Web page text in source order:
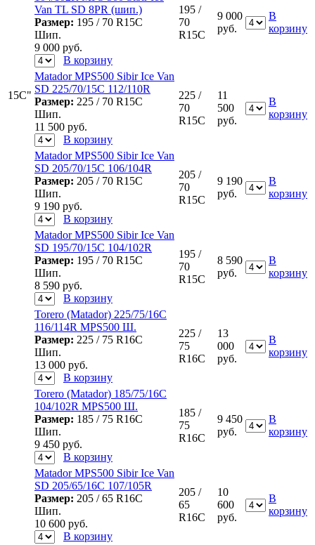
15C"
Van TL SD 8PR (шип.)
Размер: 195 / 70 R15C
Шип.
9 000 руб.
В корзину
195 /
70
R15C
9 000
руб.
В
корзину
Matador MPS500 Sibir Ice Van
SD 225/70/15С 112/110R
Размер: 225 / 70 R15C
Шип.
11 500 руб.
В корзину
225 /
70
R15C
11
500
руб.
В
корзину
Matador MPS500 Sibir Ice Van
SD 205/70/15С 106/104R
Размер: 205 / 70 R15C
Шип.
9 190 руб.
В корзину
205 /
70
R15C
9 190
руб.
В
корзину
Matador MPS500 Sibir Ice Van
SD 195/70/15С 104/102R
Размер: 195 / 70 R15C
Шип.
8 590 руб.
В корзину
195 /
70
R15C
8 590
руб.
В
корзину
Torero (Matador) 225/75/16C
116/114R MPS500 Ш.
Размер: 225 / 75 R16C
Шип.
13 000 руб.
В корзину
225 /
75
R16C
13
000
руб.
В
корзину
Torero (Matador) 185/75/16C
104/102R MPS500 Ш.
Размер: 185 / 75 R16C
Шип.
9 450 руб.
В корзину
185 /
75
R16C
9 450
руб.
В
корзину
Matador MPS500 Sibir Ice Van
SD 205/65/16С 107/105R
Размер: 205 / 65 R16C
Шип.
10 600 руб.
В корзину
205 /
65
R16C
10
600
руб.
В
корзину